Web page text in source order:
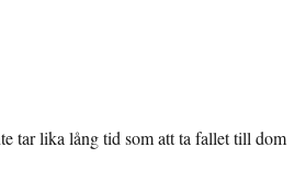
tar lika lång tid som att ta fallet till dom